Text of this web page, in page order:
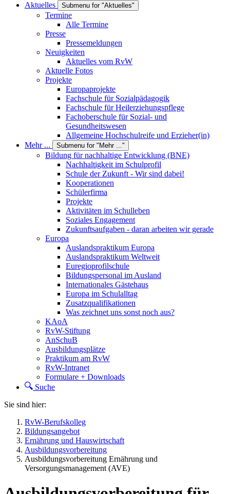
Aktuelles
Submenu for "Aktuelles"
Termine
Alle Termine
Presse
Pressemeldungen
Neuigkeiten
Aktuelles vom RvW
Aktuelle Fotos
Projekte
Europaprojekte
Fachschule für Sozialpädagogik
Fachschule für Heilerziehungspflege
Fachoberschule für Sozial- und
Gesundheitswesen
Allgemeine Hochschulreife und Erzieher(in)
Mehr ...
Submenu for "Mehr ..."
Bildung für nachhaltige Entwicklung (BNE)
Nachhaltigkeit im Schulprofil
Schule der Zukunft - Wir sind dabei!
Kooperationen
Schülerfirma
Projekte
Aktivitäten im Schulleben
Soziales Engagement
Zukunftsaufgaben - daran arbeiten wir gerade
Europa
Auslandspraktikum Europa
Auslandspraktikum Weltweit
Euregioprofilschule
Bildungspersonal im Ausland
Internationales Gästehaus
Europa im Schulalltag
Zusatzqualifikationen
Was zeichnet uns sonst noch aus?
KAoA
RvW-Stiftung
AnSchuB
Ausbildungsplätze
Praktikum am RvW
RvW-Intranet
Formulare + Downloads
Suche
Sie sind hier:
RvW-Berufskolleg
Bildungsangebot
Ernährung und Hauswirtschaft
Ausbildungsvorbereitung
Ausbildungsvorbereitung Ernährung und
Versorgungsmanagement (AVE)